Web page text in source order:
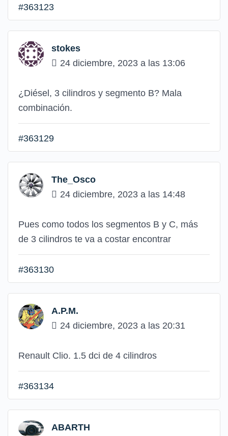
#363123
stokes
24 diciembre, 2023 a las 13:06
¿Diésel, 3 cilindros y segmento B? Mala
combinación.
#363129
The_Osco
24 diciembre, 2023 a las 14:48
Pues como todos los segmentos B y C, más
de 3 cilindros te va a costar encontrar
#363130
A.P.M.
24 diciembre, 2023 a las 20:31
Renault Clio. 1.5 dci de 4 cilindros
#363134
ABARTH